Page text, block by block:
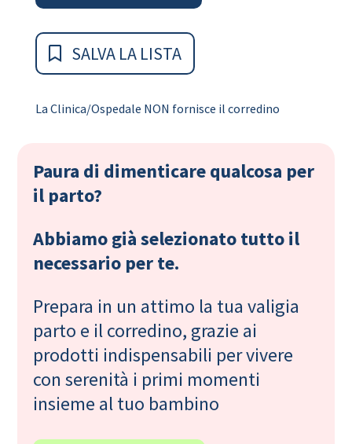
SALVA LA LISTA
La Clinica/Ospedale NON fornisce il corredino
Paura di dimenticare qualcosa per
il parto?
Abbiamo già selezionato tutto il
necessario per te.
Prepara in un attimo la tua valigia
parto e il corredino, grazie ai
prodotti indispensabili per vivere
con serenità i primi momenti
insieme al tuo bambino